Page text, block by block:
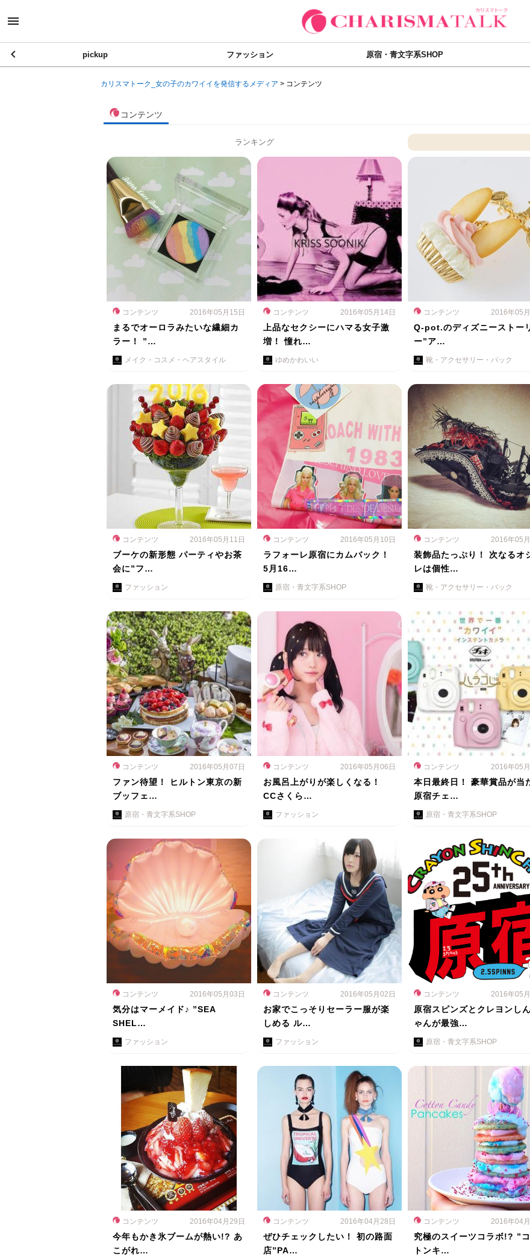
pickup ファッション 原宿・青文字系SHOP
カリスマトーク_女の子のカワイイを発信するメディア > コンテンツ
コンテンツ
ランキング
コンテンツ 2016年05月15日
まるでオーロラみたいな繊細カ
ラー！ ”…
メイク・コスメ・ヘアスタイル
コンテンツ 2016年05月14日
上品なセクシーにハマる女子激
増！ 憧れ…
ゆめかわいい
コンテンツ 2016年05
Q-pot.のディズニーストー
ー”ア…
靴・アクセサリー・バック
コンテンツ 2016年05月11日
ブーケの新形態 パーティやお茶
会に”フ…
ファッション
コンテンツ 2016年05月10日
ラフォーレ原宿にカムバック！
5月16…
原宿・青文字系SHOP
コンテンツ 2016年05
装飾品たっぷり！ 次なるオ
レは個性…
靴・アクセサリー・バック
コンテンツ 2016年05月07日
ファン待望！ ヒルトン東京の新
ブッフェ…
原宿・青文字系SHOP
コンテンツ 2016年05月06日
お風呂上がりが楽しくなる！
CCさくら…
ファッション
コンテンツ 2016年05
本日最終日！ 豪華賞品が当
原宿チェ…
原宿・青文字系SHOP
コンテンツ 2016年05月03日
気分はマーメイド♪ ”SEA
SHEL…
ファッション
コンテンツ 2016年05月02日
お家でこっそりセーラー服が楽
しめる ル…
ファッション
コンテンツ 2016年05
原宿スピンズとクレヨンし
ゃんが最強…
原宿・青文字系SHOP
コンテンツ 2016年04月29日
今年もかき氷ブームが熱い!? あ
こがれ…
コンテンツ 2016年04月28日
ぜひチェックしたい！ 初の路面
店”PA…
コンテンツ 2016年04
究極のスイーツコラボ!? ”
トンキ…